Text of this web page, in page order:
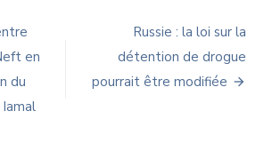
en
du
Russie : la loi sur la
détention de drogue
pourrait être modifiée